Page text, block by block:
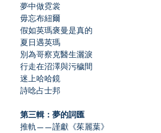
夢中做霓裳
毋忘布紐爾
假如英瑪褒曼是真的
夏日遇英瑪
別為哥察克醫生灑淚
行走在沼澤與污穢間
迷上哈哈鏡
詩唸占士邦
第三輯：夢的詞匯
推軌——謹獻《茱麗葉》